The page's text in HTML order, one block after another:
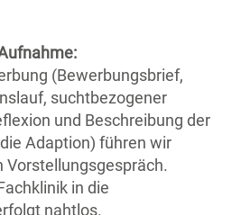
(Bewerbungsbrief,
suchtbezogener
und Beschreibung der
Adaption) führen wir
in die
nahtlos.